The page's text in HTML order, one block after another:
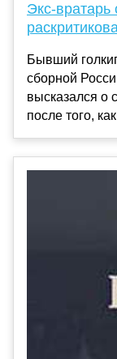
Экс-
Бывший
сборной
высказался о
после того,